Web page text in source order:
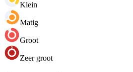
Klein
Matig
Groot
Zeer groot